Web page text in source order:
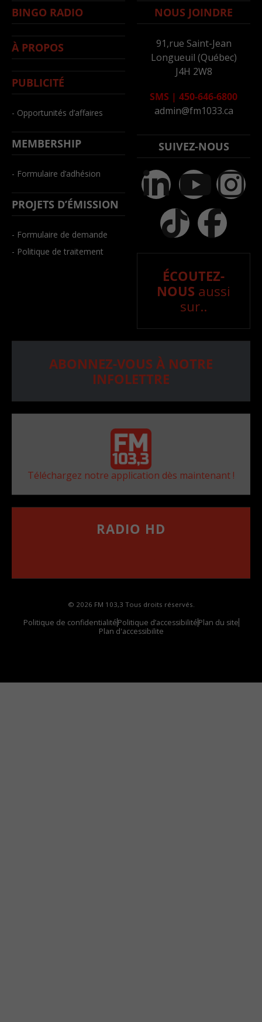
BINGO RADIO
À PROPOS
PUBLICITÉ
- Opportunités d’affaires
MEMBERSHIP
- Formulaire d’adhésion
PROJETS D’ÉMISSION
- Formulaire de demande
- Politique de traitement
NOUS JOINDRE
91,rue Saint-Jean
Longueuil (Québec)
J4H 2W8
SMS | 450-646-6800
admin@fm1033.ca
SUIVEZ-NOUS
ÉCOUTEZ-
NOUS aussi
sur..
ABONNEZ-VOUS À NOTRE
INFOLETTRE
Téléchargez notre application dès maintenant !
RADIO HD
© 2026 FM 103,3 Tous droits réservés.
Politique de confidentialitéPolitique d’accessibilitéPlan du site
Plan d'accessibilite